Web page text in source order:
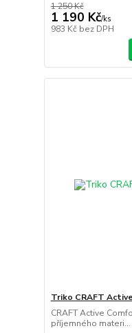
1 250 Kč
1 190 Kč/ks
983 Kč bez DPH
Triko CRAFT
CRAFT Active
příjemného materi...